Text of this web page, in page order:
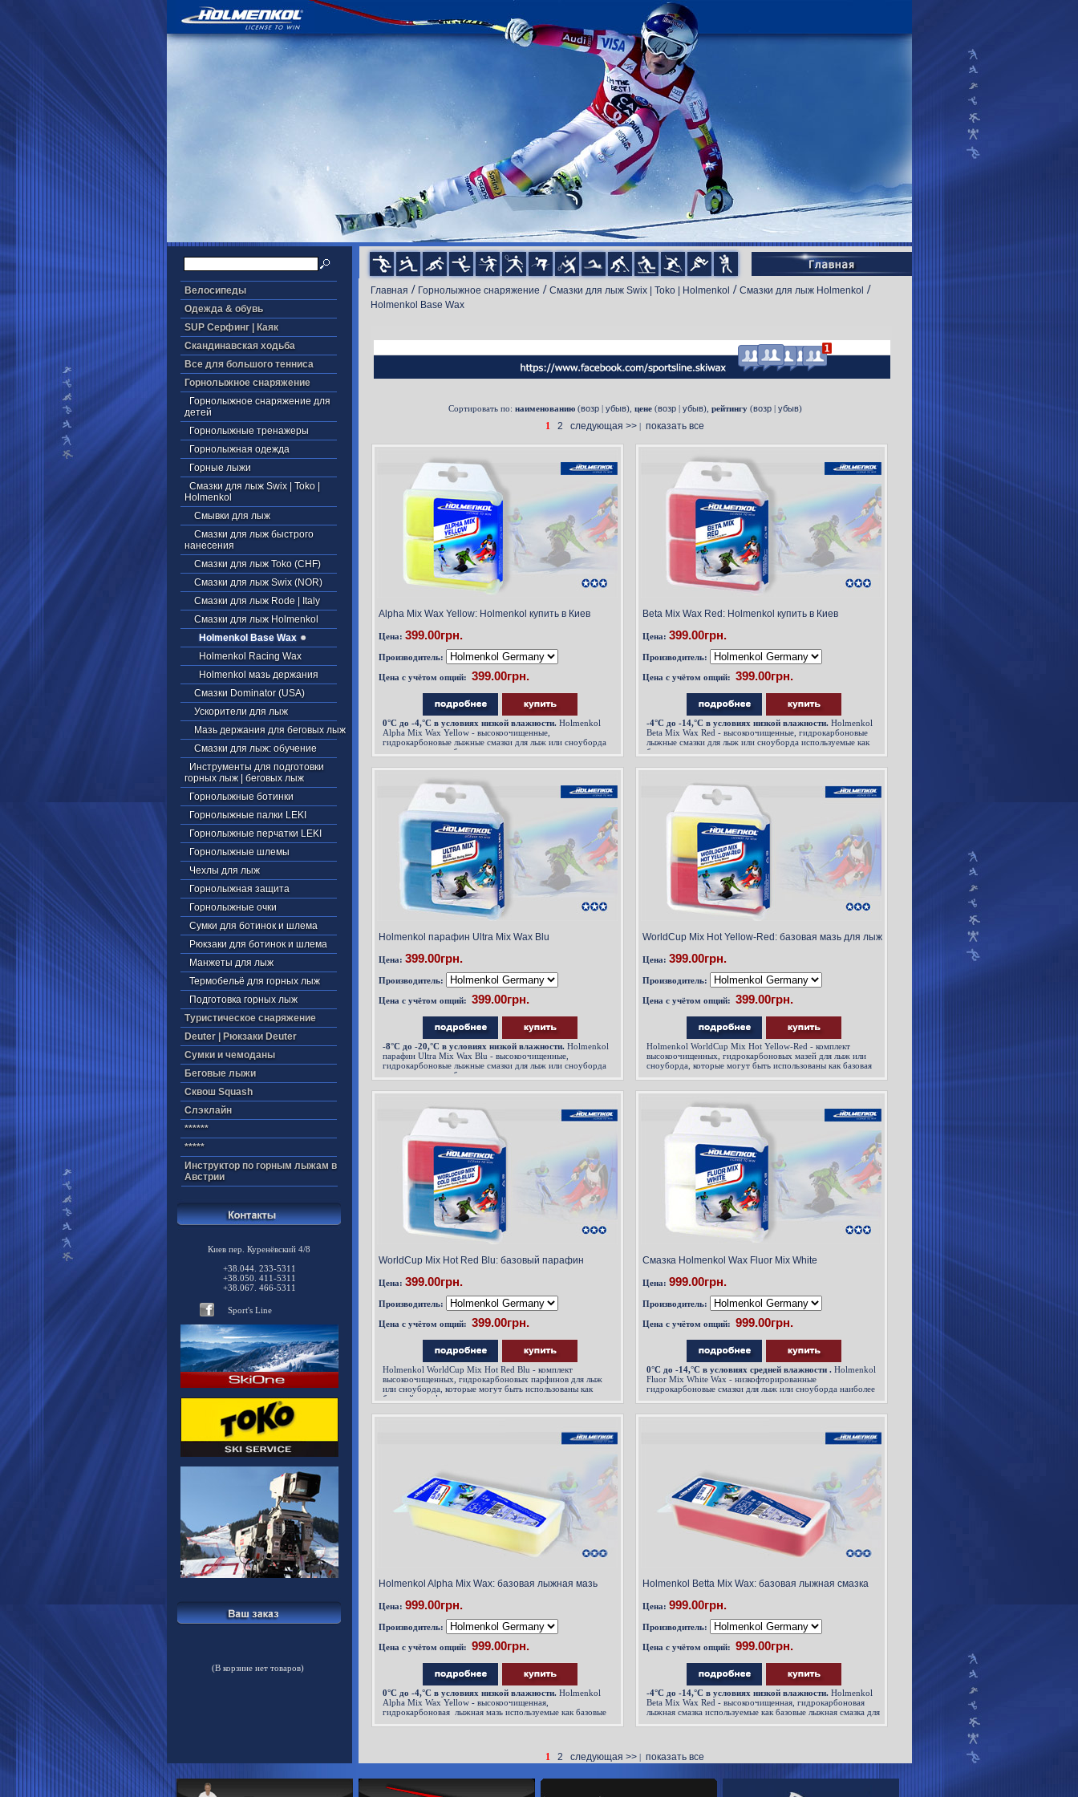
Велосипеды
Одежда & обувь
SUP Серфинг | Каяк
Скандинавская ходьба
Все для большого тенниса
Горнолыжное снаряжение
Горнолыжное снаряжение для
детей
Горнолыжные тренажеры
Горнолыжная одежда
Горные лыжи
Смазки для лыж Swix | Toko |
Holmenkol
Смывки для лыж
Смазки для лыж быстрого
нанесения
Смазки для лыж Toko (CHF)
Смазки для лыж Swix (NOR)
Смазки для лыж Rode | Italy
Смазки для лыж Holmenkol
Holmenkol Base Wax
Holmenkol Racing Wax
Holmenkol мазь держания
Смазки Dominator (USA)
Ускорители для лыж
Мазь держания для беговых лыж
Смазки для лыж: обучение
Инструменты для подготовки
горных лыж | беговых лыж
Горнолыжные ботинки
Горнолыжные палки LEKI
Горнолыжные перчатки LEKI
Горнолыжные шлемы
Чехлы для лыж
Горнолыжная защита
Горнолыжные очки
Сумки для ботинок и шлема
Рюкзаки для ботинок и шлема
Манжеты для лыж
Термобельё для горных лыж
Подготовка горных лыж
Туристическое снаряжение
Deuter | Рюкзаки Deuter
Cумки и чемоданы
Беговые лыжи
Cквош Squash
Cлэклайн
******
*****
Инструктор по горным лыжам в
Австрии
Киев пер. Куренёвский 4/8
+38.044. 233-5311
+38.050. 411-5311
+38.067. 466-5311
Sport's Line
(В корзине нет товаров)
Главная / Горнолыжное снаряжение / Смазки для лыж Swix | Toko | Holmenkol / Смазки для лыж Holmenkol /
Holmenkol Base Wax
Сортировать по: наименованию(возр| убыв), цене(возр| убыв), рейтингу(возр| убыв)
1 2 следующая >> | показать все
Alpha Mix Wax Yellow: Holmenkol купить в Киев
Цена: 399.00грн.
Производитель:
Цена с учётом опций:
0°С до -4,°C в условиях низкой влажности. Holmenkol
Alpha Mix Wax Yellow - высокоочищенныe,
гидрокарбоновые лыжные смазки для лыж или сноуборда
используемые как базовые мази для первого слоя
Beta Mix Wax Red: Holmenkol купить в Киев
Цена: 399.00грн.
Производитель:
Цена с учётом опций:
-4°С до -14,°C в условиях низкой влажности. Holmenkol
Beta Mix Wax Red - высокоочищенныe, гидрокарбоновые
лыжные смазки для лыж или сноуборда используемые как
базовые мази для первого слоя
Holmenkol парафин Ultra Mix Wax Blu
Цена: 399.00грн.
Производитель:
Цена с учётом опций:
-8°С до -20,°C в условиях низкой влажности. Holmenkol
парафин Ultra Mix Wax Blu - высокоочищенныe,
гидрокарбоновые лыжные смазки для лыж или сноуборда
используемые как базовые мази для первого слоя
WorldСup Mix Hot Yellow-Red: базовая мазь для лыж
Цена: 399.00грн.
Производитель:
Цена с учётом опций:
Holmenkol WorldСup Mix Hot Yellow-Red - комплект
высокоочищенных, гидрокарбоновых мазей для лыж или
сноуборда, которые могут быть использованы как базовая
WorldСup Mix Hot Red Blu: базовый парафин
Цена: 399.00грн.
Производитель:
Цена с учётом опций:
Holmenkol WorldСup Mix Hot Red Blu - комплект
высокоочищенных, гидрокарбоновых парфинов для лыж
или сноуборда, которые могут быть использованы как
базовый парафин для лыж, или как самостоятельные мази
условиях низкой влажности.
Смазка Holmenkol Wax Fluor Mix White
Цена: 999.00грн.
Производитель:
Цена с учётом опций:
0°С до -14,°C в условиях средней влажности . Holmenkol
Fluor Mix White Wax - низкофторированные
гидрокарбоновые смазки для лыж или сноуборда наиболее
Holmenkol Alpha Mix Wax: базовая лыжная мазь
Цена: 999.00грн.
Производитель:
Цена с учётом опций:
0°С до -4,°C в условиях низкой влажности. Holmenkol
Alpha Mix Wax Yellow - высокоочищенная,
гидрокарбоновая лыжная мазь используемые как базовые
Holmenkol Betta Mix Wax: базовая лыжная смазка
Цена: 999.00грн.
Производитель:
Цена с учётом опций:
-4°С до -14,°C в условиях низкой влажности. Holmenkol
Beta Mix Wax Red - высокоочищенная, гидрокарбоновая
лыжная смазка используемые как базовые лыжная смазка для
1 2 следующая >> | показать все